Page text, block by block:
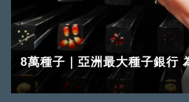
8萬種子｜亞洲最大種子銀行